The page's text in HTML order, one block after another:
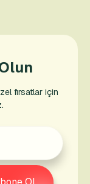
fırsatlar için